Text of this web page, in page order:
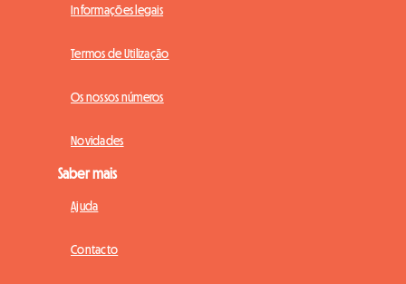
Informações legais
Termos de Utilização
Os nossos números
Novidades
Saber mais
Ajuda
Contacto